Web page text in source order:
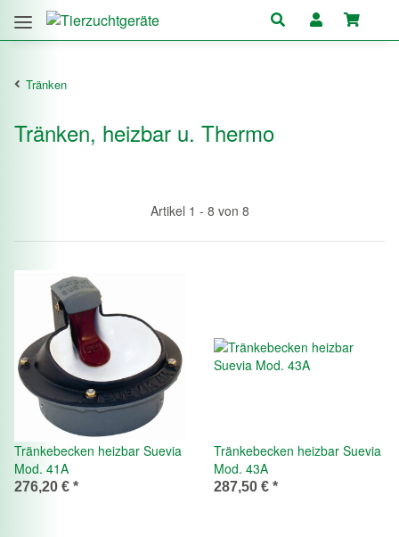
Tränken
Tränken, heizbar u. Thermo
Artikel 1 - 8 von 8
Tränkebecken heizbar Suevia
Mod. 41A
276,20 € *
Tränkebecken heizbar Suevia
Mod. 43A
287,50 € *